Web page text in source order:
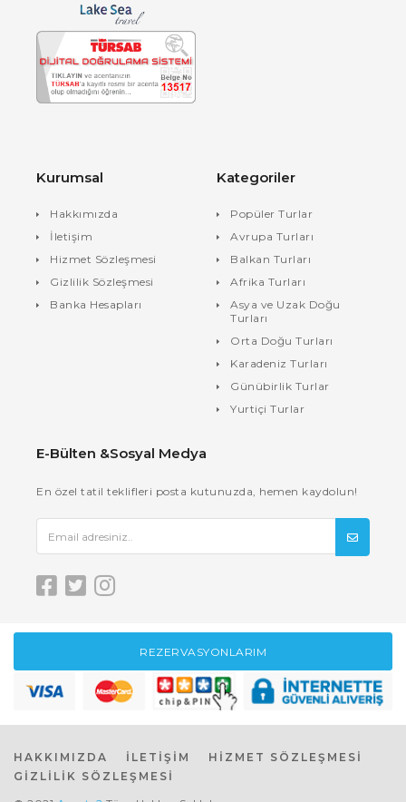
Kurumsal
Hakkımızda
İletişim
Hizmet Sözleşmesi
Gizlilik Sözleşmesi
Banka Hesapları
Kategoriler
Popüler Turlar
Avrupa Turları
Balkan Turları
Afrika Turları
Asya ve Uzak Doğu
Turları
Orta Doğu Turları
Karadeniz Turları
Günübirlik Turlar
Yurtiçi Turlar
E-Bülten &Sosyal Medya
En özel tatil teklifleri posta kutunuzda, hemen kaydolun!
REZERVASYONLARIM
HAKKIMIZDA İLETİŞİM
HİZMET SÖZLEŞMESİ
GİZLİLİK SÖZLEŞMESİ